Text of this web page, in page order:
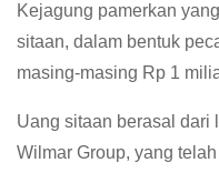
Kejagung pamerkan
sitaan, dalam bentuk
masing-masing Rp 1
Uang sitaan berasal dari
Wilmar Group, yang